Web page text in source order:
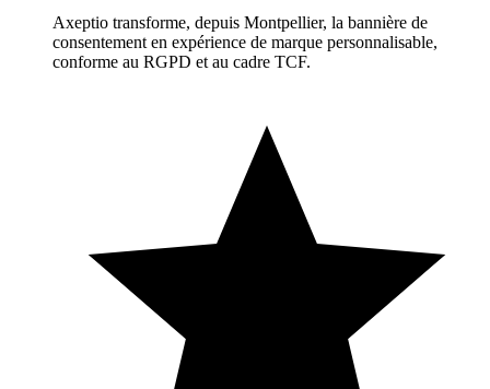
Axeptio transforme, depuis Montpellier, la bannière de
consentement en expérience de marque personnalisable,
conforme au RGPD et au cadre TCF.